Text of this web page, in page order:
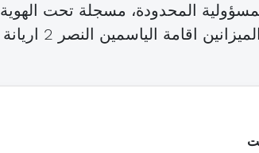
المحدودة، مسجلة تحت الهوية